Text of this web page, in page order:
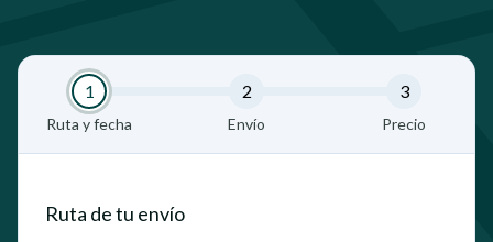
1
Ruta y fecha
2
Envío
3
Precio
Ruta de tu envío